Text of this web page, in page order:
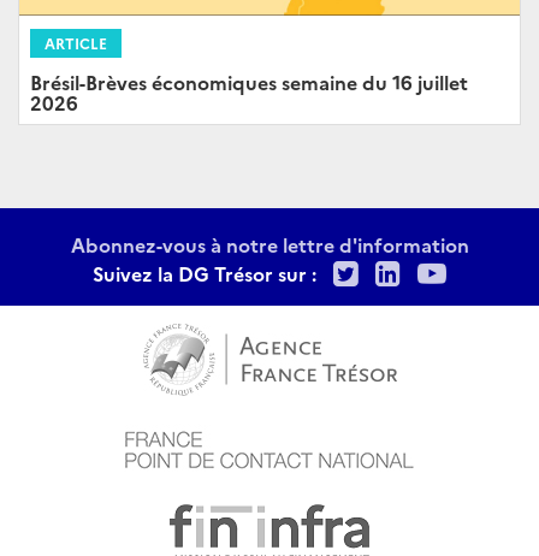
ARTICLE
Brésil-Brèves économiques semaine du 16 juillet
2026
Abonnez-vous à notre lettre d'information
Suivez la DG Trésor sur :
TwitterLinkedIn